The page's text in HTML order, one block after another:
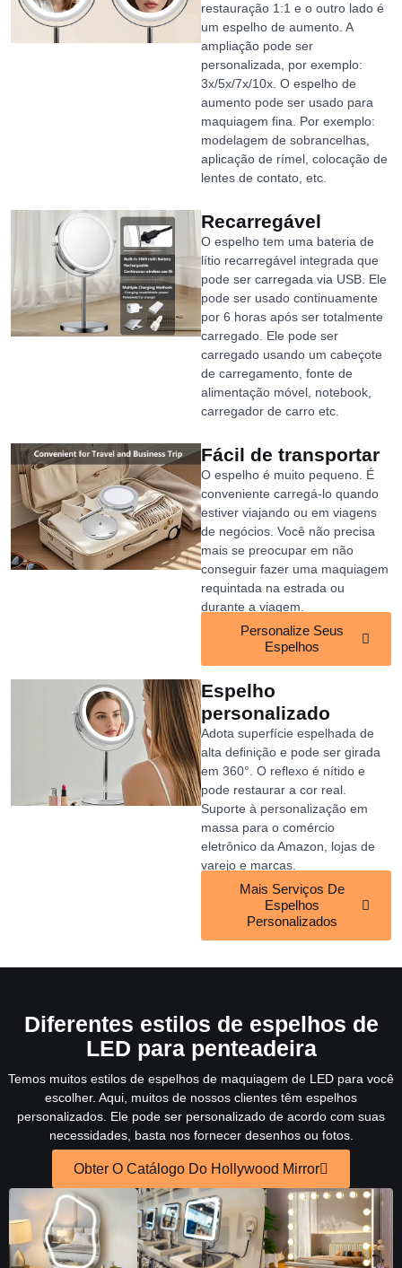
restauração 1:1 e o outro lado é
um espelho de aumento. A
ampliação pode ser
personalizada, por exemplo:
3x/5x/7x/10x. O espelho de
aumento pode ser usado para
maquiagem fina. Por exemplo:
modelagem de sobrancelhas,
aplicação de rímel, colocação de
lentes de contato, etc.
Recarregável
O espelho tem uma bateria de
lítio recarregável integrada que
pode ser carregada via USB. Ele
pode ser usado continuamente
por 6 horas após ser totalmente
carregado. Ele pode ser
carregado usando um cabeçote
de carregamento, fonte de
alimentação móvel, notebook,
carregador de carro etc.
Fácil de transportar
O espelho é muito pequeno. É
conveniente carregá-lo quando
estiver viajando ou em viagens
de negócios. Você não precisa
mais se preocupar em não
conseguir fazer uma maquiagem
requintada na estrada ou
durante a viagem.
Personalize Seus
Espelhos
Espelho
personalizado
Adota superfície espelhada de
alta definição e pode ser girada
em 360°. O reflexo é nítido e
pode restaurar a cor real.
Suporte à personalização em
massa para o comércio
eletrônico da Amazon, lojas de
varejo e marcas.
Mais Serviços De
Espelhos
Personalizados
Diferentes estilos de espelhos de
LED para penteadeira
Temos muitos estilos de espelhos de maquiagem de LED para você
escolher. Aqui, muitos de nossos clientes têm espelhos
personalizados. Ele pode ser personalizado de acordo com suas
necessidades, basta nos fornecer desenhos ou fotos.
Obter O Catálogo Do Hollywood Mirror